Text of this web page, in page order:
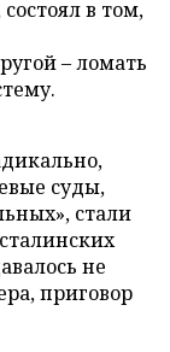
в том,
– ломать
суды,
стали
не
приговор